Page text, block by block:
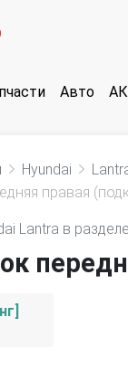
Авто
Hyundai
правая
Lantra в